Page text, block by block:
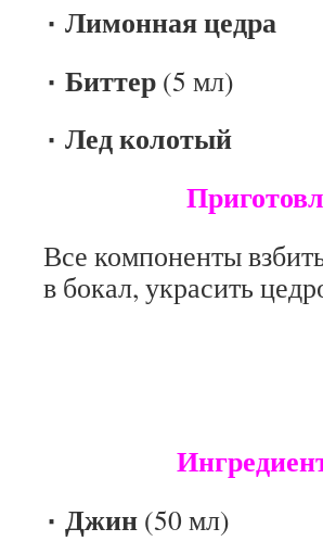
٠ Лимонная цедра
٠ Биттер (5 мл)
٠ Лед колотый
Все компоненты
в бокал, украсить
٠ Джин (50 мл)